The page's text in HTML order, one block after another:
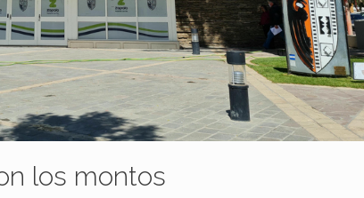
los montos